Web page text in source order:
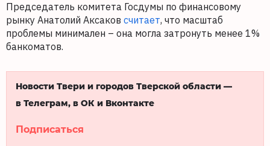
Председатель комитета Госдумы по финансовому
рынку Анатолий Аксаков считает, что масштаб
проблемы минимален – она могла затронуть менее 1%
банкоматов.
Новости Твери и городов Тверской области —
в Телеграм, в ОК и Вконтакте
Подписаться